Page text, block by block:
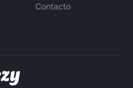
Contacto